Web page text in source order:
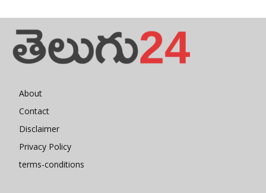
About
Contact
Disclaimer
Privacy Policy
terms-conditions